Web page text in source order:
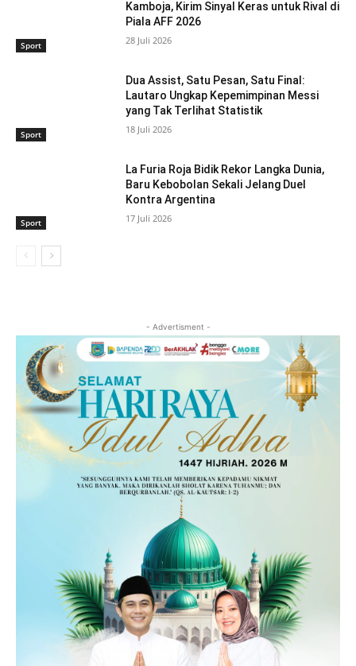
Sport
Kamboja, Kirim Sinyal Keras untuk Rival di
Piala AFF 2026
28 Juli 2026
Sport
Dua Assist, Satu Pesan, Satu Final:
Lautaro Ungkap Kepemimpinan Messi
yang Tak Terlihat Statistik
18 Juli 2026
Sport
La Furia Roja Bidik Rekor Langka Dunia,
Baru Kebobolan Sekali Jelang Duel
Kontra Argentina
17 Juli 2026
- Advertisment -